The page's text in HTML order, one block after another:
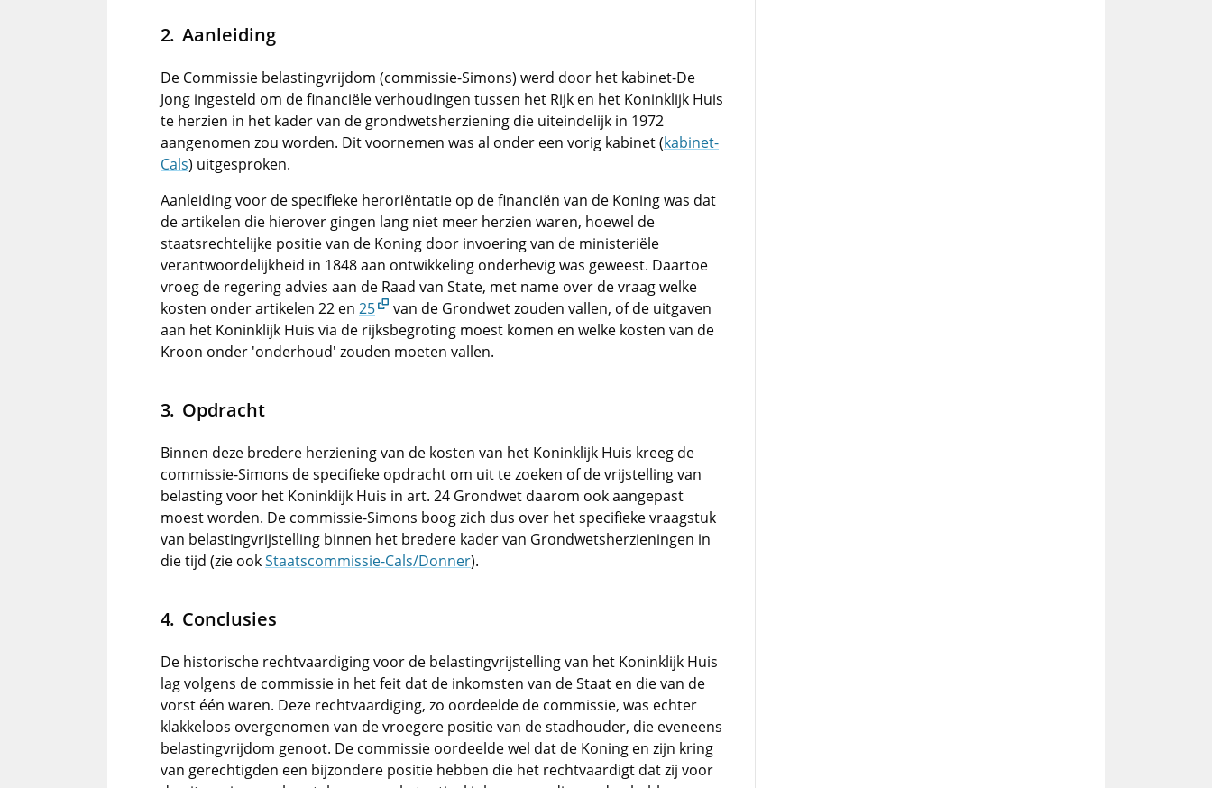
Aanleiding
De Commissie belastingvrijdom (commissie-Simons) werd door het kabinet-De
Jong ingesteld om de financiële verhoudingen tussen het Rijk en het Koninklijk Huis
te herzien in het kader van de grondwetsherziening die uiteindelijk in 1972
aangenomen zou worden. Dit voornemen was al onder een vorig kabinet (kabinet-
Cals) uitgesproken.
Aanleiding voor de specifieke heroriëntatie op de financiën van de Koning was dat
de artikelen die hierover gingen lang niet meer herzien waren, hoewel de
staatsrechtelijke positie van de Koning door invoering van de ministeriële
verantwoordelijkheid in 1848 aan ontwikkeling onderhevig was geweest. Daartoe
vroeg de regering advies aan de Raad van State, met name over de vraag welke
kosten onder artikelen 22 en 25
van de Grondwet zouden vallen, of de uitgaven
aan het Koninklijk Huis via de rijksbegroting moest komen en welke kosten van de
Kroon onder 'onderhoud' zouden moeten vallen.
Opdracht
Binnen deze bredere herziening van de kosten van het Koninklijk Huis kreeg de
commissie-Simons de specifieke opdracht om uit te zoeken of de vrijstelling van
belasting voor het Koninklijk Huis in art. 24 Grondwet daarom ook aangepast
moest worden. De commissie-Simons boog zich dus over het specifieke vraagstuk
van belastingvrijstelling binnen het bredere kader van Grondwetsherzieningen in
die tijd (zie ookStaatscommissie-Cals/Donner).
Conclusies
De historische rechtvaardiging voor de belastingvrijstelling van het Koninklijk Huis
lag volgens de commissie in het feit dat de inkomsten van de Staat en die van de
vorst één waren. Deze rechtvaardiging, zo oordeelde de commissie, was echter
klakkeloos overgenomen van de vroegere positie van de stadhouder, die eveneens
belastingvrijdom genoot. De commissie oordeelde wel dat de Koning en zijn kring
van gerechtigden een bijzondere positie hebben die het rechtvaardigt dat zij voor